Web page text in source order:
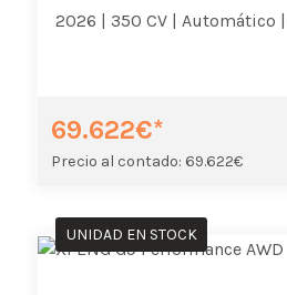
2026 | 350 CV | Automático |
69.622€*
Precio al contado: 69.622€
UNIDAD EN STOCK